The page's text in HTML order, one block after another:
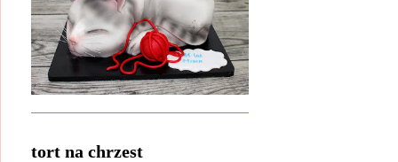
tort na chrzest